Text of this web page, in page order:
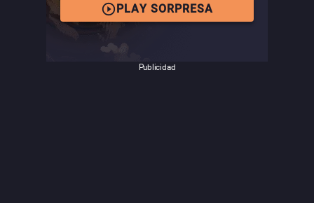
de Bakshi.
PLAY SORPRESA
Publicidad